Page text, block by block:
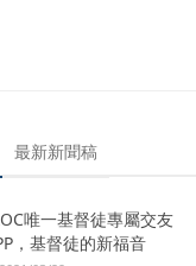
最新新聞稿
唯一基督徒專屬交友
，基督徒的新福音